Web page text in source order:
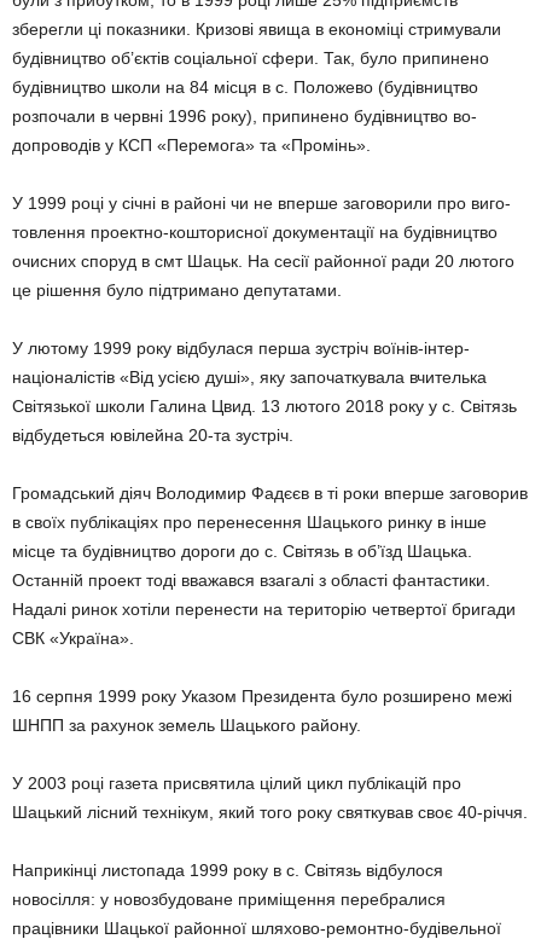
зберегли ці показники. Кризові явища в економіці стримували
будівництво об’єктів соціальної сфери. Так, було при­пинено
будівництво школи на 84 місця в с. По­ложево (будівництво
розпочали в червні 1996 року), припинено будівництво во­
допроводів у КСП «Перемога» та «Промінь».
У 1999 році у січні в районі чи не вперше заговорили про виго­
товлення проектно-кошторисної документації на будівництво
очисних споруд в смт Шацьк. На сесії районної ради 20 лютого
це рішення було підтримано депутатами.
У лютому 1999 року відбулася перша зустріч воїнів-інтер­
націоналістів «Від усією душі», яку започаткувала вчителька
Світя­зької школи Галина Цвид. 13 лютого 2018 року у с. Світязь
від­будеться ювілейна 20-та зустріч.
Громадський діяч Володимир Фадєєв в ті роки вперше заговорив
в своїх публікаціях про перенесення Шацького ринку в інше
місце та будівництво дороги до с. Світязь в об’їзд Шацька.
Останній проект тоді вважався взагалі з області фантастики.
Надалі ринок хоті­ли перенести на територію четвертої бригади
СВК «Україна».
16 серпня 1999 року Указом Президента було розширено межі
ШНПП за рахунок земель Шацького району.
У 2003 році газета присвятила цілий цикл публікацій про
Шацький лісний технікум, який того року святкував своє 40-річчя.
Наприкінці листопада 1999 року в с. Світязь відбулося
новосілля: у новозбудоване приміщення перебралися
працівники Шацької районної шляхово-ремонтно-будівельної